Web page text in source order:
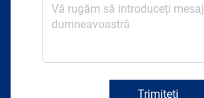
Trimiteți